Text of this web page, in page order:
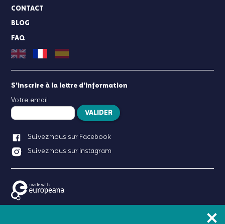
CONTACT
BLOG
FAQ
S'inscrire à la lettre d'information
Votre email
VALIDER
Suivez nous sur Facebook
Suivez nous sur Instagram